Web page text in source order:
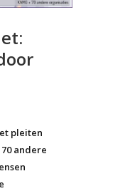
pleiten
andere